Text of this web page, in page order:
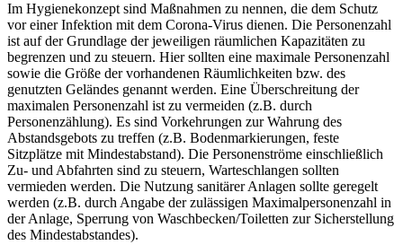
Im Hygienekonzept sind Maßnahmen zu nennen, die dem Schutz
vor einer Infektion mit dem Corona-Virus dienen. Die Personenzahl
ist auf der Grundlage der jeweiligen räumlichen Kapazitäten zu
begrenzen und zu steuern. Hier sollten eine maximale Personenzahl
sowie die Größe der vorhandenen Räumlichkeiten bzw. des
genutzten Geländes genannt werden. Eine Überschreitung der
maximalen Personenzahl ist zu vermeiden (z.B. durch
Personenzählung). Es sind Vorkehrungen zur Wahrung des
Abstandsgebots zu treffen (z.B. Bodenmarkierungen, feste
Sitzplätze mit Mindestabstand). Die Personenströme einschließlich
Zu- und Abfahrten sind zu steuern, Warteschlangen sollten
vermieden werden. Die Nutzung sanitärer Anlagen sollte geregelt
werden (z.B. durch Angabe der zulässigen Maximalpersonenzahl in
der Anlage, Sperrung von Waschbecken/Toiletten zur Sicherstellung
des Mindestabstandes).